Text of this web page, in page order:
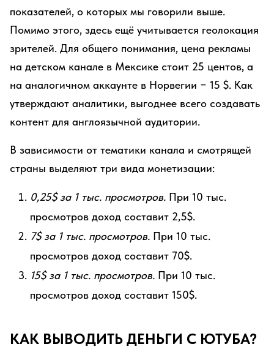
показателей, о которых мы говорили выше.
Помимо этого, здесь ещё учитывается геолокация
зрителей. Для общего понимания, цена рекламы
на детском канале в Мексике стоит 25 центов, а
на аналогичном аккаунте в Норвегии − 15 $. Как
утверждают аналитики, выгоднее всего создавать
контент для англоязычной аудитории.
В зависимости от тематики канала и смотрящей
страны выделяют три вида монетизации:
0,25$ за 1 тыс. просмотров. При 10 тыс.
просмотров доход составит 2,5$.
7$ за 1 тыс. просмотров. При 10 тыс.
просмотров доход составит 70$.
15$ за 1 тыс. просмотров. При 10 тыс.
просмотров доход составит 150$.
КАК ВЫВОДИТЬ ДЕНЬГИ С ЮТУБА?